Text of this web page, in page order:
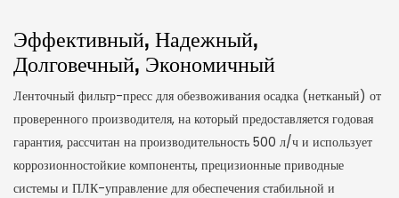
Эффективный, Надежный,
Долговечный, Экономичный
Ленточный фильтр-пресс для обезвоживания осадка (нетканый) от
проверенного производителя, на который предоставляется годовая
гарантия, рассчитан на производительность 500 л/ч и использует
коррозионностойкие компоненты, прецизионные приводные
системы и ПЛК-управление для обеспечения стабильной и